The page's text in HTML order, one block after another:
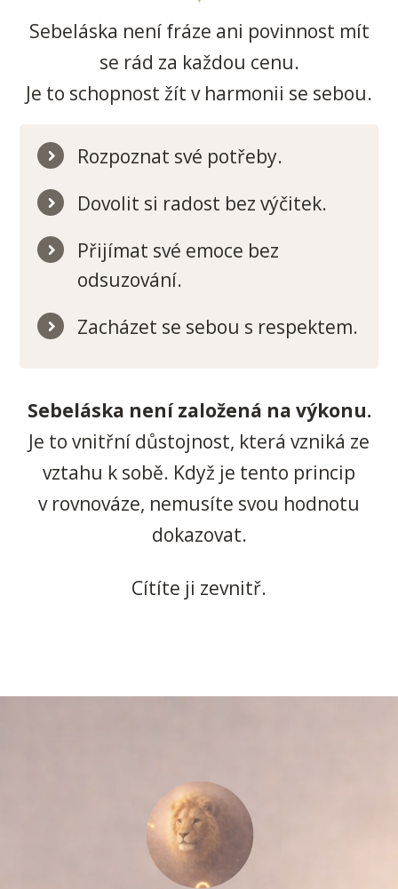
Sebeláska není fráze ani povinnost mít
se rád za každou cenu.
Je to schopnost žít v harmonii se sebou.
Rozpoznat své potřeby.
Dovolit si radost bez výčitek.
Přijímat své emoce bez
odsuzování.
Zacházet se sebou s respektem.
Sebeláska není založená na výkonu.
Je to vnitřní důstojnost, která vzniká ze
vztahu k sobě. Když je tento princip
v rovnováze, nemusíte svou hodnotu
dokazovat.
Cítíte ji zevnitř.